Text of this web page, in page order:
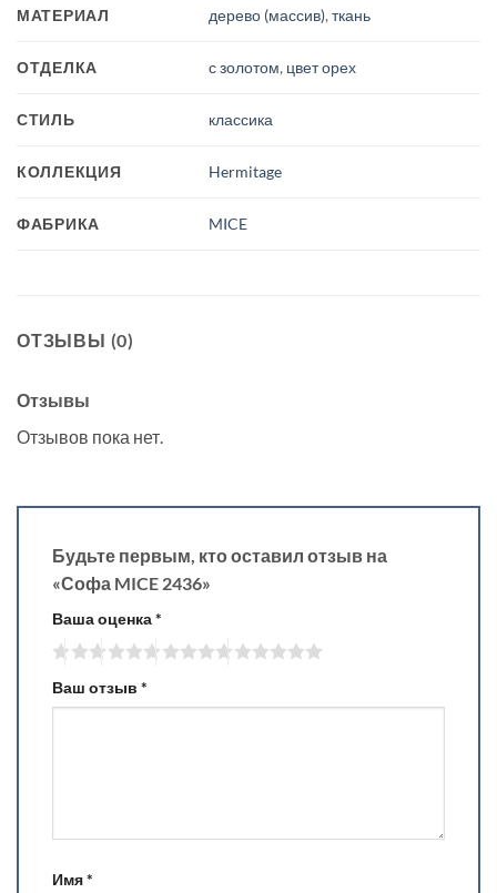
МАТЕРИАЛ дерево (массив),ткань
ОТДЕЛКА с золотом, цвет орех
СТИЛЬ классика
КОЛЛЕКЦИЯ Hermitage
ФАБРИКА MICE
ОТЗЫВЫ (0)
Отзывы
Отзывов пока нет.
Будьте первым, кто оставил отзыв на
«Софа MICE 2436»
Ваша оценка*
Ваш отзыв *
Имя*